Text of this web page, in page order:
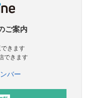
ご案内
きます
できます
バー